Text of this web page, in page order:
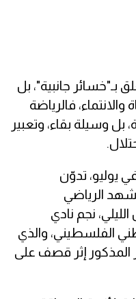
بـ"خسائر جانبية"، بل
فالرياضة
وسيلة بقاء، وتعبير
يوليو، تدوّن
الرياضي
نجم نادي
الفلسطيني، والذي
إثر قصف على